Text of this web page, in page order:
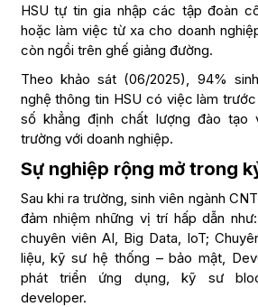
HSU tự tin gia nhập các tập đoàn
hoặc làm việc từ xa cho doanh
còn ngồi trên ghế giảng đường.
Theo khảo sát (06/2025), 94%
nghệ thông tin HSU có việc làm
số khẳng định chất lượng đào tạo
trường với doanh nghiệp.
Sự nghiệp rộng mở trong
Sau khi ra trường, sinh viên ngành
đảm nhiệm những vị trí hấp dẫn
chuyên viên AI, Big Data, IoT;
liệu, kỹ sư hệ thống – bảo mật,
phát triển ứng dụng, kỹ sư
developer.